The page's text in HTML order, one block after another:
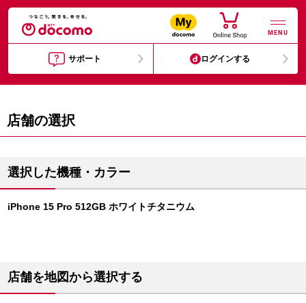
MENU
サポート ログインする
店舗の選択
選択した機種・カラー
iPhone 15 Pro 512GB ホワイトチタニウム
店舗を地図から選択する